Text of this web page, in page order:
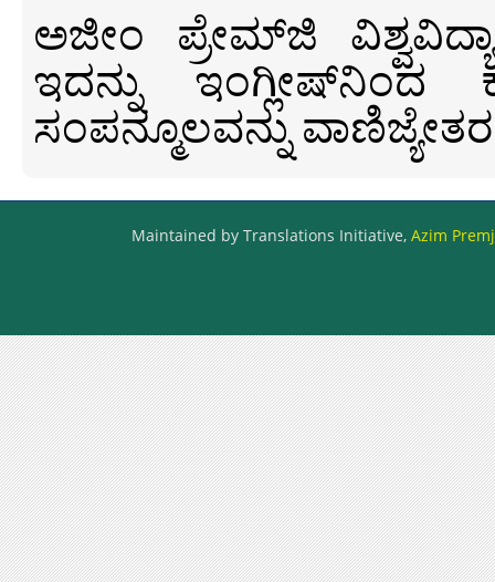
ಅಜೀಂ ಪ್ರೇಮ್‍ಜಿ
ಇದನ್ನು ಇಂಗ್ಲೀಷ್‍ನಿಂದ
ಸಂಪನ್ಮೂಲವನ್ನು
Maintained by Translations Initiative, Azim